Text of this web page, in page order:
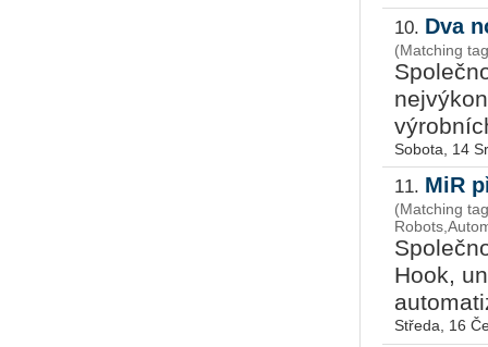
10. Dva
(Matching
Sobota, 14
11. MiR
(Matching
Hook,
Středa, 16